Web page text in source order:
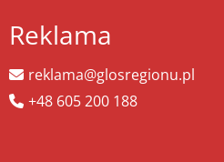
Reklama
reklama@glosregionu.pl
+48 605 200 188